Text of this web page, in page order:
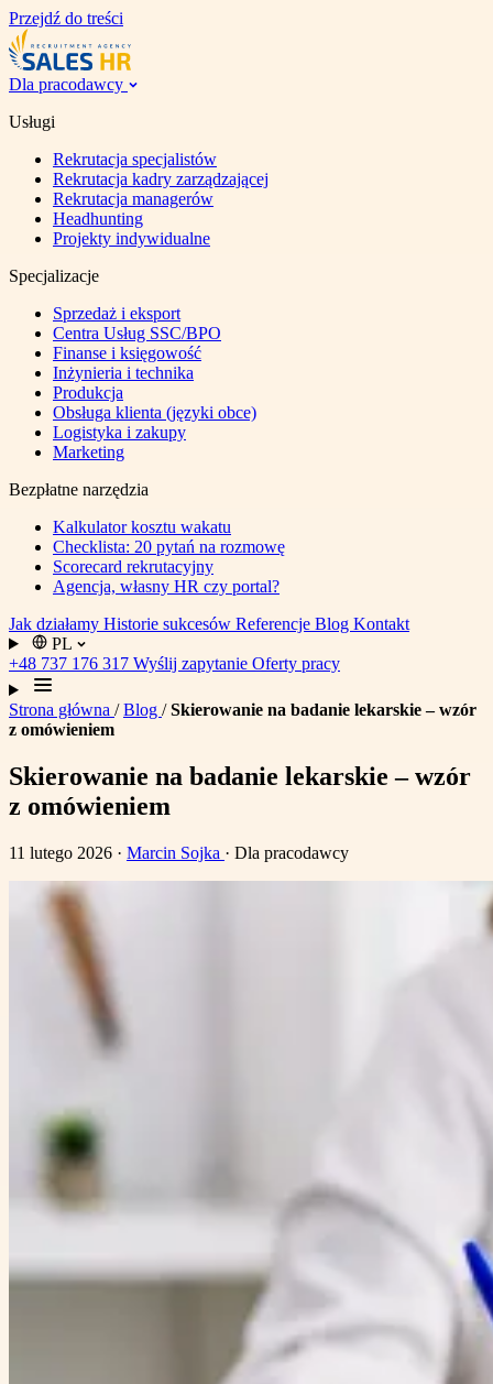
Przejdź do treści
Dla pracodawcy
Usługi
Rekrutacja specjalistów
Rekrutacja kadry zarządzającej
Rekrutacja managerów
Headhunting
Projekty indywidualne
Specjalizacje
Sprzedaż i eksport
Centra Usług SSC/BPO
Finanse i księgowość
Inżynieria i technika
Produkcja
Obsługa klienta (języki obce)
Logistyka i zakupy
Marketing
Bezpłatne narzędzia
Kalkulator kosztu wakatu
Checklista: 20 pytań na rozmowę
Scorecard rekrutacyjny
Agencja, własny HR czy portal?
Jak działamy Historie sukcesów Referencje Blog Kontakt
PL
+48 737 176 317 Wyślij zapytanie Oferty pracy
Strona główna /Blog /Skierowanie na badanie lekarskie – wzór
z omówieniem
Skierowanie na badanie lekarskie – wzór
z omówieniem
11 lutego 2026 · Marcin Sojka · Dla pracodawcy